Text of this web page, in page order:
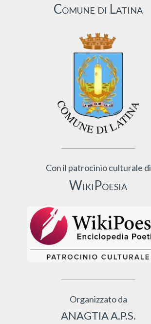
Comune di Latina
Con il patrocinio culturale di
WikiPoesia
Organizzato da
ANAGTIA A.P.S.